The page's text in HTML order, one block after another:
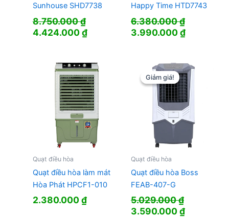
Sunhouse SHD7738
8.750.000₫
Giá
8.750.000 ₫.
4.424.000₫Giá
là:
4.424.000 ₫.
Happy Time HTD7743
6.380.000₫
Giá
6.380.000 ₫.
3.990.000₫Giá
là:
Quạt điều hòa
Quạt điều hòa làm mát
Hòa Phát HPCF1-010
2.380.000₫
Giảm giá!
Giảm giá!
Quạt điều hòa
Quạt điều hòa Boss
FEAB-407-G
5.029.000₫
Giá
3.590.000₫Giá